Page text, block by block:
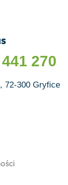
270
72-300 Gryfice